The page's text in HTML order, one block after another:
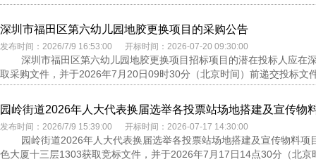
深圳市福田区第六幼儿园地胶更换项目的采购公告
发布时间：2026/7/9 16:53:00 开标时间：2026-07-20 09:30:00
深圳市福田区第六幼儿园地胶更换项目招标项目的潜在投标人应
取采购文件，并于2026年7月20日09时30分（北京时间）前递交投标文
园岭街道2026年人大代表换届选举各投票站场地搭建及宣传物
发布时间：2026/7/9 15:39:00 开标时间：2026-07-17 14:30:00
园岭街道2026年人大代表换届选举各投票站场地搭建及宣传物料
色大厦十三层1303获取竞标文件，并于2026年7月17日14点30分（北京